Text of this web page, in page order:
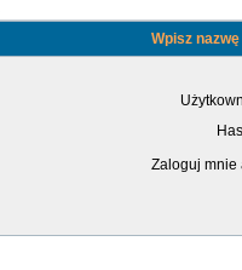
Wpisz
Zaloguj mnie